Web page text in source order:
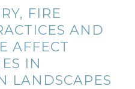
FIRE
AND
AFFECT
IN
LANDSCAPES